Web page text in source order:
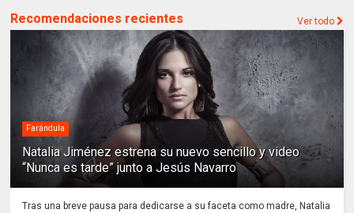
Recomendaciones recientes Ver todo
Farándula
Natalia Jiménez estrena su nuevo sencillo y video
“Nunca es tarde” junto a Jesús Navarro
Tras una breve pausa para dedicarse a su faceta como madre, Natalia